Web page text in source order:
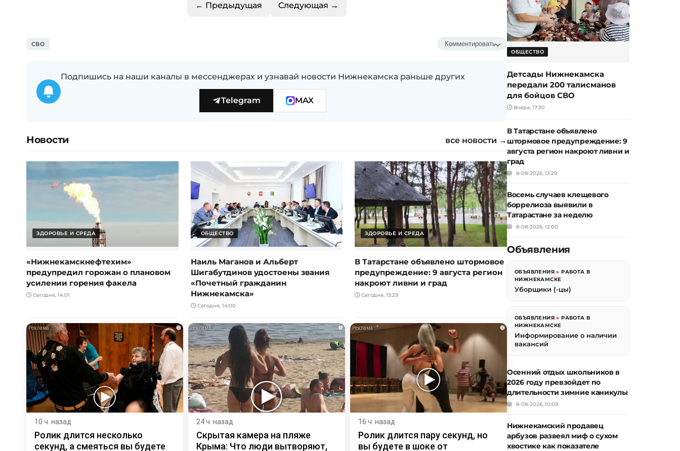
← Предыдущая Следующая →
СВО Комментировать
Подпишись на наши каналы в мессенджерах и узнавай новости Нижнекамска раньше других
Telegram MAX
Новости все новости →
ЗДОРОВЬЕ И СРЕДА
«Нижнекамскнефтехим»
предупредил горожан о плановом
усилении горения факела
Сегодня, 14:01
ОБЩЕСТВО
Наиль Маганов и Альберт
Шигабутдинов удостоены звания
«Почетный гражданин
Нижнекамска»
Сегодня, 14:00
ЗДОРОВЬЕ И СРЕДА
В Татарстане объявлено штормовое
предупреждение: 9 августа регион
накроют ливни и град
Сегодня, 13:29
i
10 ч. назад
Ролик длится несколько
секунд, а смеяться вы будете
i
24 ч. назад
Скрытая камера на пляже
Крыма: Что люди вытворяют,
i
16 ч. назад
Ролик длится пару секунд, но
вы будете в шоке от
ОБЩЕСТВО
Детсады Нижнекамска
передали 200 талисманов
для бойцов СВО
Вчера, 17:30
В Татарстане объявлено
штормовое предупреждение: 9
августа регион накроют ливни и
град
8-08-2026, 13:29
Восемь случаев клещевого
боррелиоза выявили в
Татарастане за неделю
8-08-2026, 12:00
Объявления
ОБЪЯВЛЕНИЯ »РАБОТА В
НИЖНЕКАМСКЕ
Уборщики (-цы)
ОБЪЯВЛЕНИЯ »РАБОТА В
НИЖНЕКАМСКЕ
Информирование о наличии
вакансий
Осенний отдых школьников в
2026 году превзойдет по
длительности зимние каникулы
8-08-2026, 10:09
Нижнекамский продавец
арбузов развеял миф о сухом
хвостике как показателе